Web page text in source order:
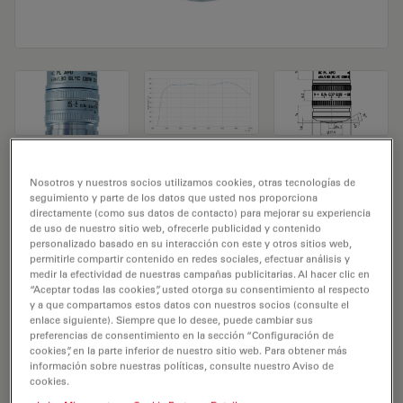
Objetivo de microscopio HC PL APO
63x/1,30 GLYC CORR CS2
N.º de producto 11506353
El objetivo HC PL APO 63x/1,30 GLYC CORR CS2 tiene
un aumento de 63X y una apertura numérica de
1,3mm. Para uso en el entorno de material de
inmersión en glicerol y acoplado con una rosca de
objetivo de M25 con una distancia de trabajo libre de
0,30 mm y un FN de 25.
Nosotros y nuestros socios utilizamos cookies, otras tecnologías de
seguimiento y parte de los datos que usted nos proporciona
directamente (como sus datos de contacto) para mejorar su experiencia
de uso de nuestro sitio web, ofrecerle publicidad y contenido
personalizado basado en su interacción con este y otros sitios web,
permitirle compartir contenido en redes sociales, efectuar análisis y
medir la efectividad de nuestras campañas publicitarias. Al hacer clic en
“Aceptar todas las cookies”, usted otorga su consentimiento al respecto
y a que compartamos estos datos con nuestros socios (consulte el
enlace siguiente). Siempre que lo desee, puede cambiar sus
preferencias de consentimiento en la sección “Configuración de
cookies”, en la parte inferior de nuestro sitio web. Para obtener más
información sobre nuestras políticas, consulte nuestro Aviso de
cookies.